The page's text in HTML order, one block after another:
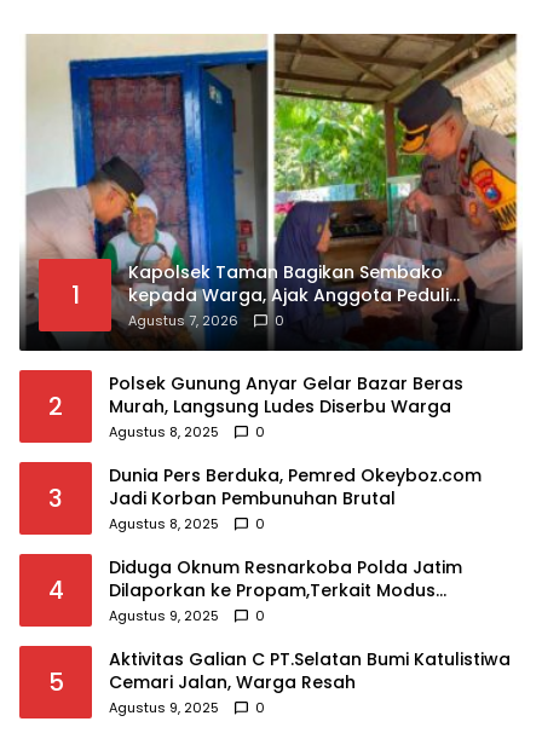
1
Kapolsek Taman Bagikan Sembako
kepada Warga, Ajak Anggota Peduli
Sosial
Agustus 7, 2026 0
2
Polsek Gunung Anyar Gelar Bazar Beras
Murah, Langsung Ludes Diserbu Warga
Agustus 8, 2025 0
3
Dunia Pers Berduka, Pemred Okeyboz.com
Jadi Korban Pembunuhan Brutal
Agustus 8, 2025 0
4
Diduga Oknum Resnarkoba Polda Jatim
Dilaporkan ke Propam,Terkait Modus
Rehabilitasi,Puluhan Juta Raib
Agustus 9, 2025 0
5
Aktivitas Galian C PT.Selatan Bumi Katulistiwa
Cemari Jalan, Warga Resah
Agustus 9, 2025 0